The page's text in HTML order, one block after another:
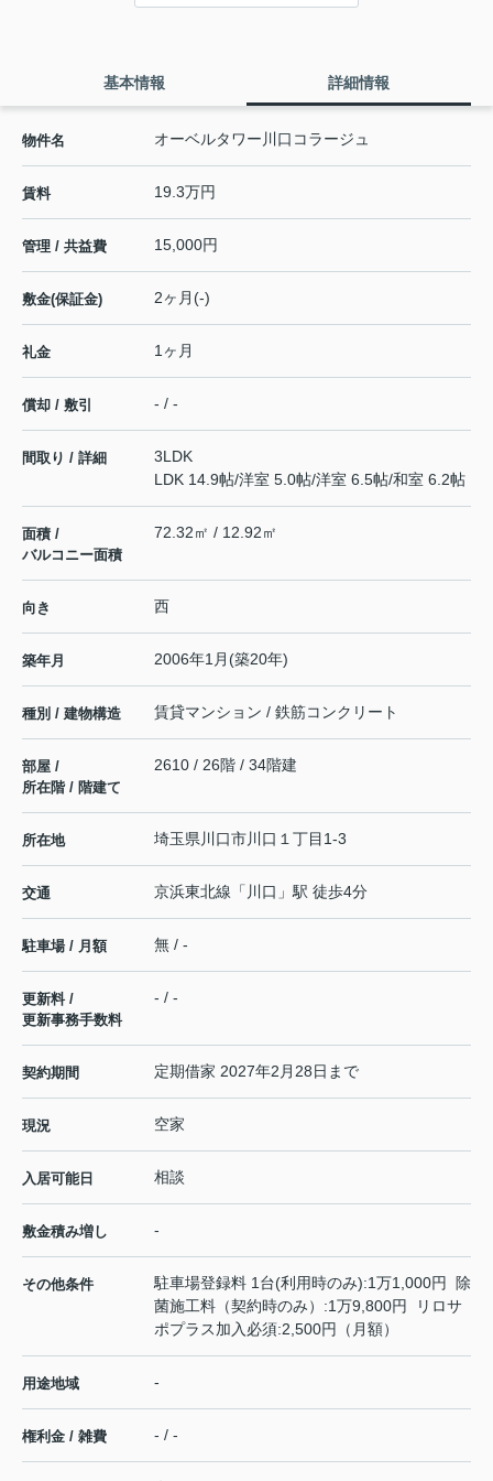
基本情報 詳細情報
物件名 オーベルタワー川口コラージュ
賃料 19.3万円
管理 / 共益費 15,000円
敷金(保証金) 2ヶ月(-)
礼金 1ヶ月
償却 / 敷引 - / -
間取り / 詳細
3LDK
LDK 14.9帖/洋室 5.0帖/洋室 6.5帖/和室 6.2帖
面積 /
バルコニー面積
72.32㎡ / 12.92㎡
向き 西
築年月 2006年1月(築20年)
種別 / 建物構造 賃貸マンション / 鉄筋コンクリート
部屋 /
所在階 / 階建て
2610 / 26階 / 34階建
所在地 埼玉県 川口市川口 １丁目1-3
交通 京浜東北線 「 川口 」駅 徒歩4分
駐車場 / 月額 無 / -
更新料 /
更新事務手数料
- / -
契約期間 定期借家 2027年2月28日まで
現況 空家
入居可能日 相談
敷金積み増し -
その他条件
駐車場登録料 1台(利用時のみ):1万1,000円 除
菌施工料（契約時のみ）:1万9,800円 リロサ
ポプラス加入必須:2,500円（月額）
用途地域 -
権利金 / 雑費 - / -